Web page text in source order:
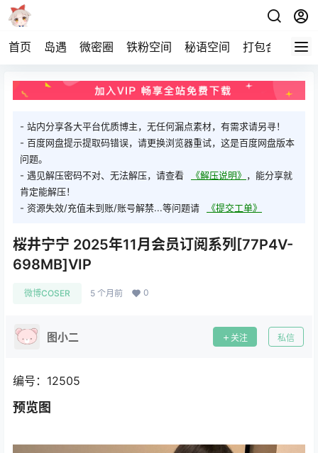
首页 岛遇 微密圈 铁粉空间 秘语空间 打包合集 关
- 站内分享各大平台优质博主，无任何漏点素材，有需求请另寻！
- 百度网盘提示提取码错误，请更换浏览器重试，这是百度网盘版本
问题。
- 遇见解压密码不对、无法解压，请查看
《解压说明》 ，能分享就
肯定能解压！
- 资源失效/充值未到账/账号解禁...等问题请
《提交工单》
桜井宁宁 2025年11月会员订阅系列[77P4V-
698MB]VIP
微博COSER 5 个月前 0
图小二 关注 私信
编号：12505
预览图